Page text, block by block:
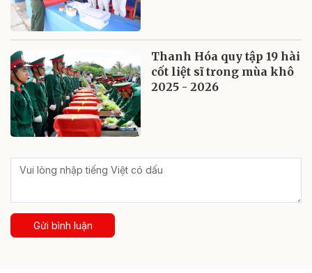
Thanh Hóa quy tập 19 hài
cốt liệt sĩ trong mùa khô
2025 - 2026
Gửi bình luận